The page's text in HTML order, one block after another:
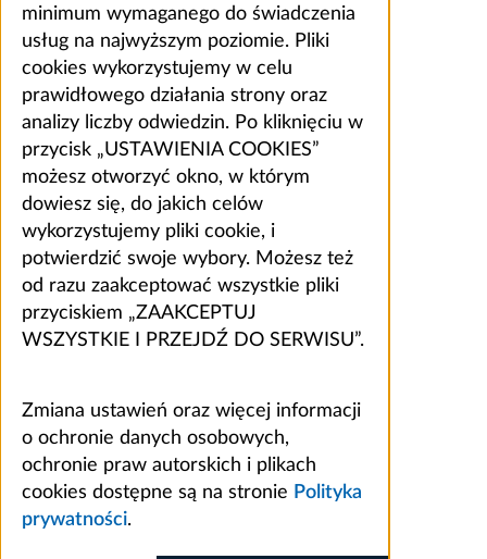
minimum wymaganego do świadczenia
usług na najwyższym poziomie. Pliki
cookies wykorzystujemy w celu
prawidłowego działania strony oraz
analizy liczby odwiedzin. Po kliknięciu w
przycisk „USTAWIENIA COOKIES”
możesz otworzyć okno, w którym
dowiesz się, do jakich celów
wykorzystujemy pliki cookie, i
potwierdzić swoje wybory. Możesz też
od razu zaakceptować wszystkie pliki
przyciskiem „ZAAKCEPTUJ
WSZYSTKIE I PRZEJDŹ DO SERWISU”.
Zmiana ustawień oraz więcej informacji
o ochronie danych osobowych,
ochronie praw autorskich i plikach
cookies dostępne są na stronie Polityka
prywatności.